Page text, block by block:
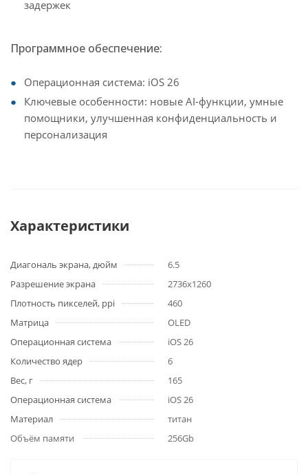
задержек
Программное обеспечение:
Операционная система: iOS 26
Ключевые особенности: новые AI-функции, умные
помощники, улучшенная конфиденциальность и
персонализация
Характеристики
Диагональ экрана, дюйм
6.5
Разрешение экрана
2736x1260
Плотность пикселей, ppi
460
Матрица
OLED
Операционная система
iOS 26
Количество ядер
6
Вес, г
165
Операционная система
iOS 26
Материал
титан
Объём памяти
256Gb